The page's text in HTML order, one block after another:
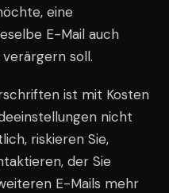
eine
E-Mail auch
soll.
ist mit Kosten
nicht
riskieren Sie,
der Sie
E-Mails mehr